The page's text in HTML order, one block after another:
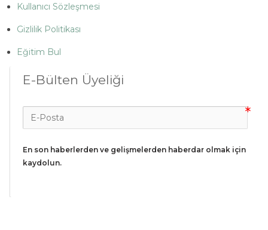
Kullanıcı Sözleşmesi
Gizlilik Politikası
Eğitim Bul
E-Bülten Üyeliği
En son haberlerden ve gelişmelerden haberdar olmak için
kaydolun.